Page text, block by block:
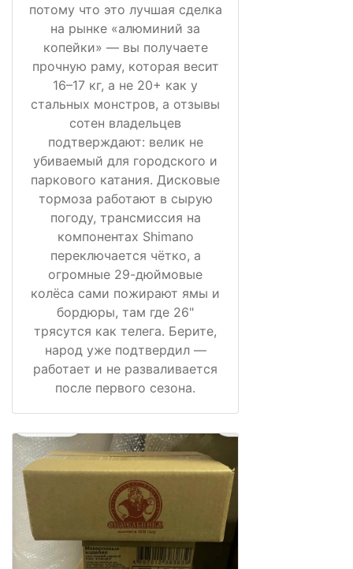
потому что это лучшая сделка
на рынке «алюминий за
копейки» — вы получаете
прочную раму, которая весит
16–17 кг, а не 20+ как у
стальных монстров, а отзывы
сотен владельцев
подтверждают: велик не
убиваемый для городского и
паркового катания. Дисковые
тормоза работают в сырую
погоду, трансмиссия на
компонентах Shimano
переключается чётко, а
огромные 29-дюймовые
колёса сами пожирают ямы и
бордюры, там где 26"
трясутся как телега. Берите,
народ уже подтвердил —
работает и не разваливается
после первого сезона.